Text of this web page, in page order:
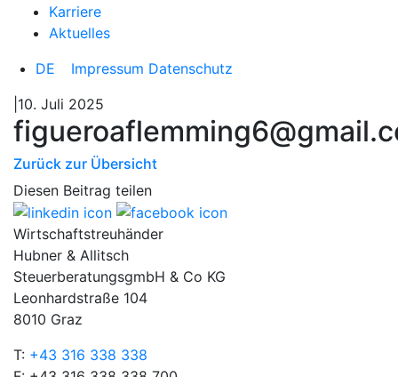
Karriere
Aktuelles
DE
Impressum Datenschutz
|10. Juli 2025
Zurück zur Übersicht
Diesen Beitrag teilen
Wirtschaftstreuhänder
Hubner & Allitsch
SteuerberatungsgmbH & Co KG
Leonhardstraße 104
8010 Graz
T: +43 316 338 338